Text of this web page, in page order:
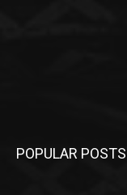
POPULAR POSTS